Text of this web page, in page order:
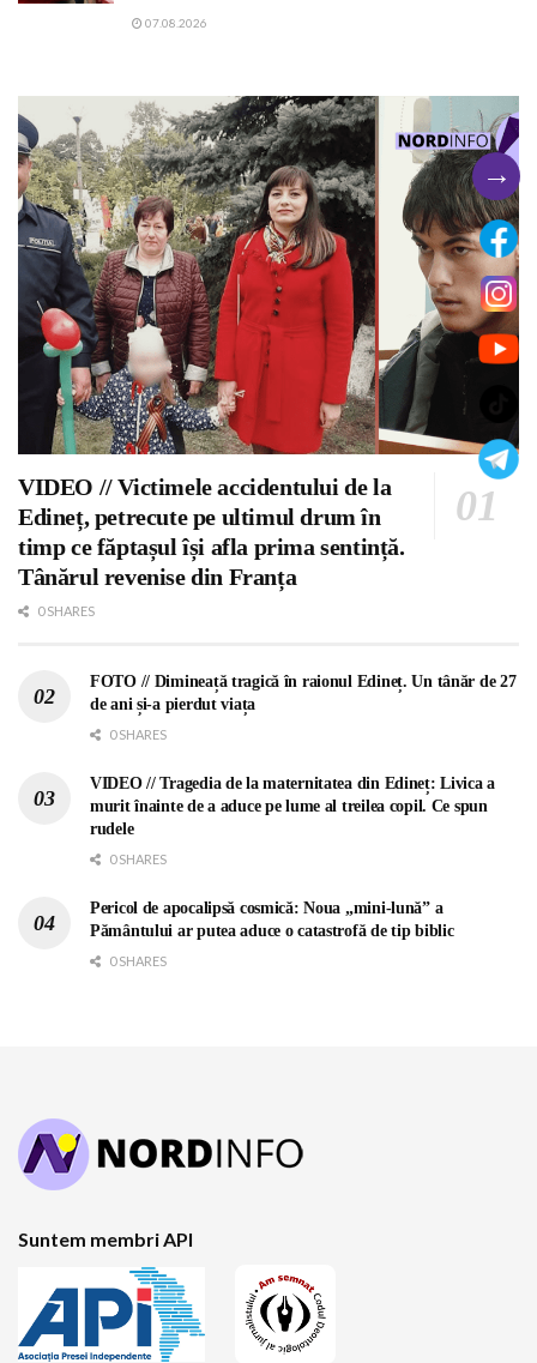
07.08.2026
VIDEO // Victimele accidentului de la
Edineț, petrecute pe ultimul drum în
timp ce făptașul își afla prima sentință.
Tânărul revenise din Franța
0 SHARES
FOTO // Dimineață tragică în raionul Edineț. Un tânăr de 27
de ani și-a pierdut viața
0 SHARES
VIDEO // Tragedia de la maternitatea din Edineț: Livica a
murit înainte de a aduce pe lume al treilea copil. Ce spun
rudele
0 SHARES
Pericol de apocalipsă cosmică: Noua „mini-lună” a
Pământului ar putea aduce o catastrofă de tip biblic
0 SHARES
Suntem membri API
→